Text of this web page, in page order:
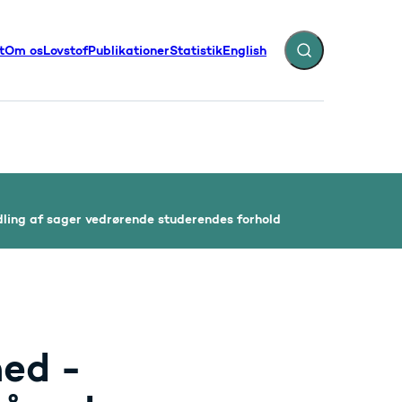
Om osLovstofPublikationerStatistikEnglish Fold søgefelt ud
- Flere links
af sager vedrørende studerendes forhold
-